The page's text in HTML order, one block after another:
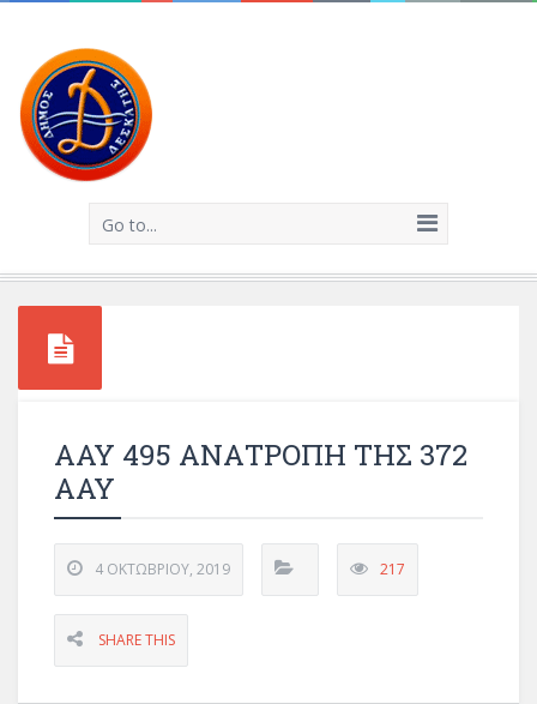
Go to...
ΑΑΥ 495 ΑΝΑΤΡΟΠΗ ΤΗΣ 372
ΑΑΥ
4 ΟΚΤΩΒΡΊΟΥ, 2019 217
SHARE THIS